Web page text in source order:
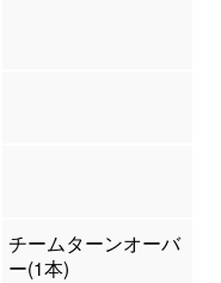
チームターンオーバ
ー(1本)